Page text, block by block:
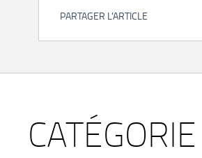
PARTAGER L'ARTICLE
CATÉGORIE